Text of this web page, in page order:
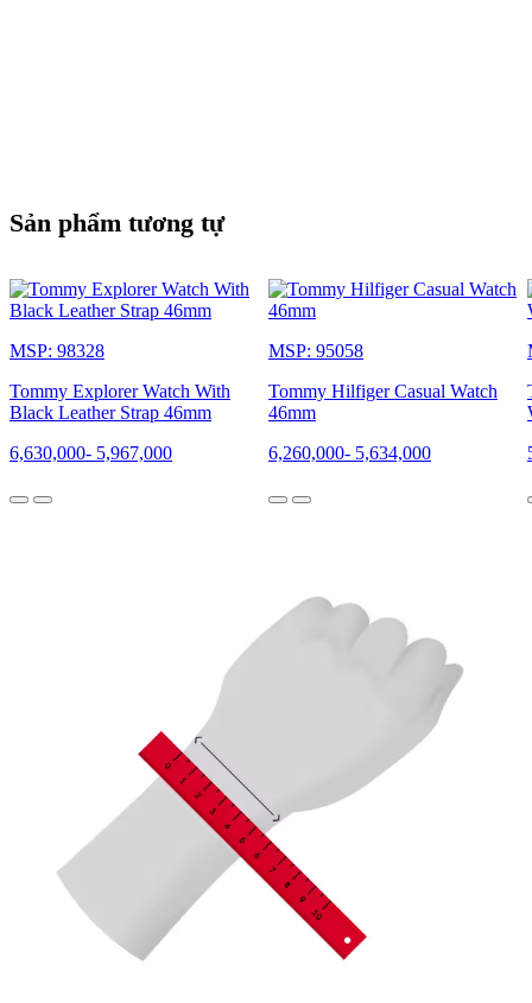
Sản phẩm tương tự
MSP: 98328
Tommy Explorer Watch With
Black Leather Strap 46mm
6,630,000- 5,967,000
MSP: 95058
Tommy Hilfiger Casual Watch
46mm
6,260,000- 5,634,000